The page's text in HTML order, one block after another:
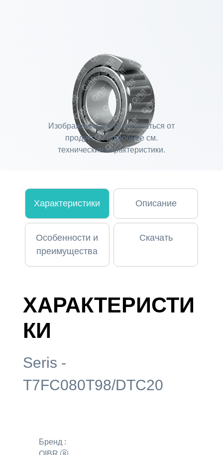
Изображения могут отличаться от
продукта. Подробнее см.
технические характеристики.
Характеристики Описание
Особенности и
преимущества
Скачать
ХАРАКТЕРИСТИ
КИ
Seris -
T7FC080T98/DTC20
Бренд :